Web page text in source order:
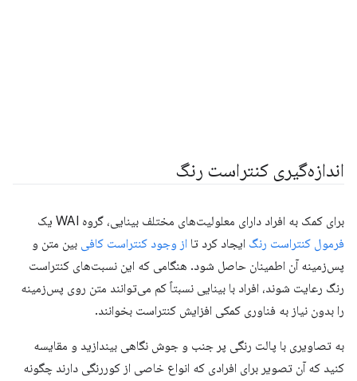
اندازه‌گیری کنتراست رنگ
برای کمک به افراد دارای معلولیت‌های مختلف بینایی، گروه WAI یک
فرمول کنتراست رنگ ایجاد کرد تا از وجود کنتراست کافی بین متن و
پس‌زمینه آن اطمینان حاصل شود. هنگامی که این نسبت‌های کنتراست
رنگ رعایت شوند، افراد با بینایی نسبتاً کم می‌توانند متن روی پس‌زمینه
را بدون نیاز به فناوری کمکی افزایش کنتراست بخوانند.
به تصاویری با پالت رنگی پر جنب و جوش نگاهی بیندازید و مقایسه
کنید که آن تصویر برای افرادی که انواع خاصی از کوررنگی دارند چگونه